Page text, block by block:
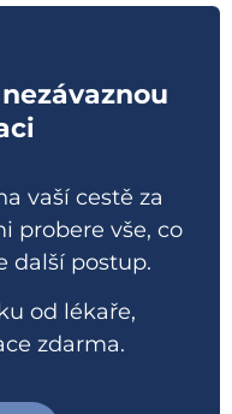
vaší cestě za
probere vše, co
další postup.
od lékaře,
zdarma.